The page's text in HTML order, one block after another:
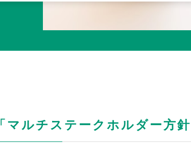
「マルチステークホルダー方